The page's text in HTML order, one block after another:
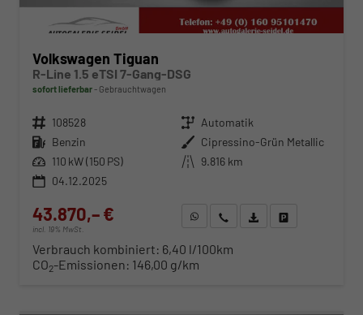
Volkswagen Tiguan
R-Line 1.5 eTSI 7-Gang-DSG
sofort lieferbar Gebrauchtwagen
Fahrzeugnr. 108528 Getriebe Automatik
Kraftstoff Benzin Außenfarbe Cipressino-Grün Metallic
Leistung 110 kW (150 PS) Kilometerstand 9.816 km
04.12.2025
43.870,– €
incl. 19% MwSt.
WhatsApp anfragen
Wir rufen Sie anFahrzeugexposé (PDF)
Verbrauch kombiniert: 6,40 l/100km
CO2-Emissionen: 146,00 g/km